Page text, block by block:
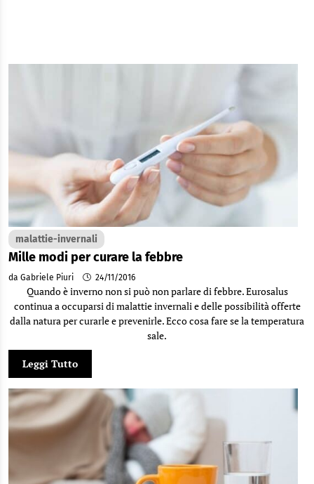
malattie-invernali
Mille modi per curare la febbre
da Gabriele Piuri 24/11/2016
Quando è inverno non si può non parlare di febbre. Eurosalus
continua a occuparsi di malattie invernali e delle possibilità offerte
dalla natura per curarle e prevenirle. Ecco cosa fare se la temperatura
sale.
Leggi Tutto